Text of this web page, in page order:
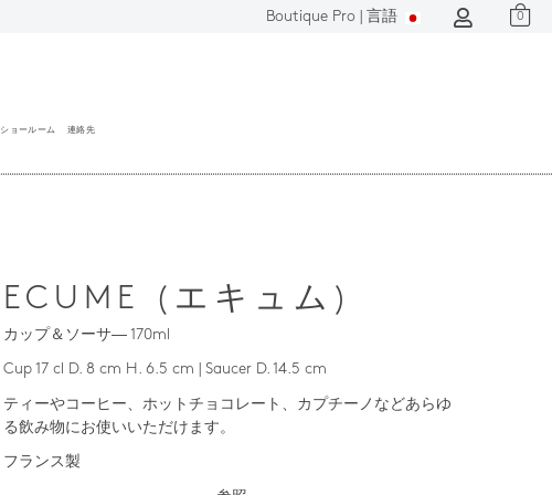
Boutique Pro | 言語 0
ショールーム 連絡先
ECUME (エキュム)
カップ＆ソーサ― 170ml
Cup 17 cl D. 8 cm H. 6.5 cm | Saucer D. 14.5 cm
ティーやコーヒー、ホットチョコレート、カプチーノなどあらゆ
る飲み物にお使いいただけます。
フランス製